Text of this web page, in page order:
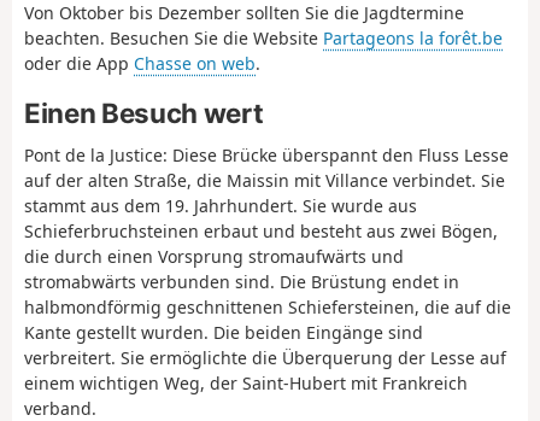
Von Oktober bis Dezember sollten Sie die Jagdtermine
beachten. Besuchen Sie die Website Partageons la forêt.be
oder die App Chasse on web.
Einen Besuch wert
Pont de la Justice: Diese Brücke überspannt den Fluss Lesse
auf der alten Straße, die Maissin mit Villance verbindet. Sie
stammt aus dem 19. Jahrhundert. Sie wurde aus
Schieferbruchsteinen erbaut und besteht aus zwei Bögen,
die durch einen Vorsprung stromaufwärts und
stromabwärts verbunden sind. Die Brüstung endet in
halbmondförmig geschnittenen Schiefersteinen, die auf die
Kante gestellt wurden. Die beiden Eingänge sind
verbreitert. Sie ermöglichte die Überquerung der Lesse auf
einem wichtigen Weg, der Saint-Hubert mit Frankreich
verband.